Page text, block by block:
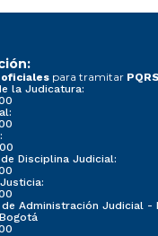
oficiales para tramitar
la Judicatura:
Disciplina Judicial:
Administración Judicial -